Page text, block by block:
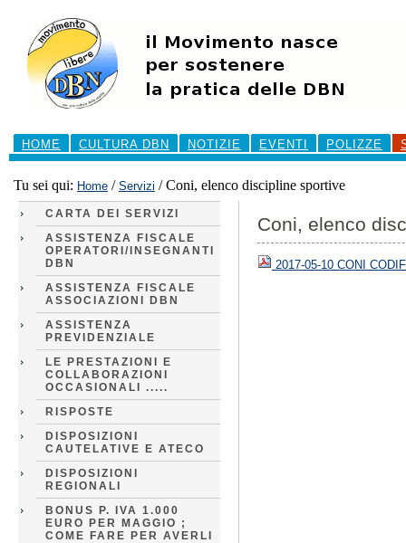
contenuti.
navigazione
Sezioni
HOME
CULTURA DBN NOTIZIE EVENTI POLIZZE
Tu sei qui: Home / Servizi /Coni, elenco discipline sportive
CARTA DEI SERVIZI
ASSISTENZA FISCALE
OPERATORI/INSEGNANTI
DBN
ASSISTENZA FISCALE
ASSOCIAZIONI DBN
ASSISTENZA
PREVIDENZIALE
LE PRESTAZIONI E
COLLABORAZIONI
OCCASIONALI .....
RISPOSTE
DISPOSIZIONI
CAUTELATIVE E ATECO
DISPOSIZIONI
REGIONALI
BONUS P. IVA 1.000
EURO PER MAGGIO ;
COME FARE PER AVERLI
Coni, elenco
2017-05-10 CONI